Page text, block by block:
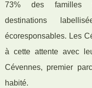
73% des familles
destinations
écoresponsables. Les
à cette attente avec
Cévennes, premier
habité.